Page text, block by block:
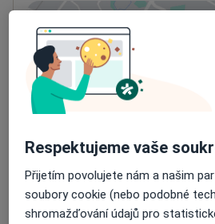
Dostupnost
Na této adrese online kalendář
Co mám v takové situaci udělat?
Způsoby platby (soukromé
Na teto adrese lékař přijímá
Detaily
Respektujeme vaše
Přijetím povolujete nám a našim
soubory cookie (nebo podobné
shromažďování údajů pro